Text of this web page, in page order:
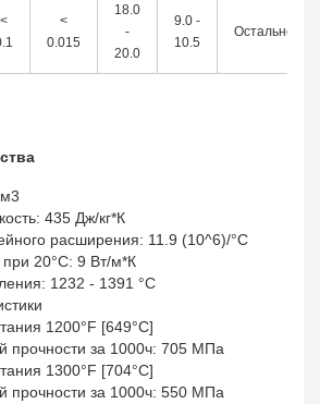
<
<
0.015
18.0
-
20.0
9.0 -
10.5
Остальное
435 Дж/кг*К
расширения: 11.9 (10^6)/°С
20°C: 9 Вт/м*К
1232 - 1391 °C
1200°F [649°C]
прочности за 1000ч: 705 МПа
1300°F [704°C]
прочности за 1000ч: 550 МПа